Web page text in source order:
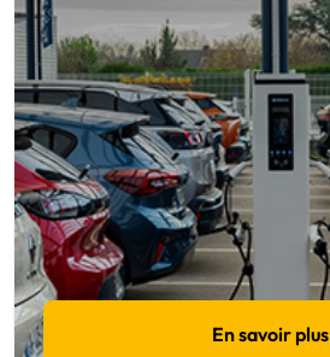
En savoir plus